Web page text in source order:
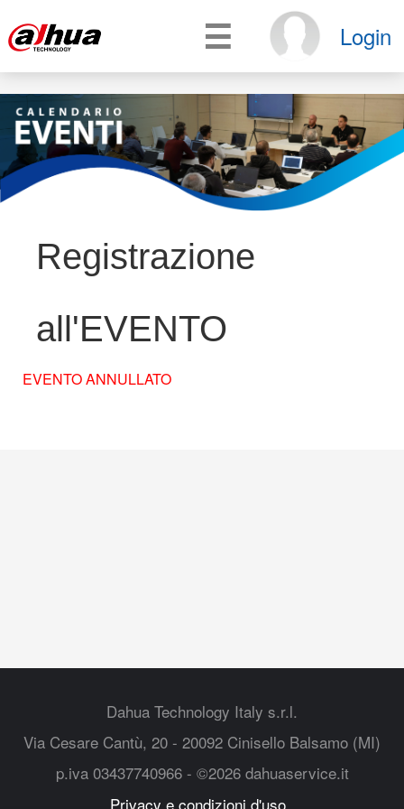
Login
☰
Registrazione
all'EVENTO
EVENTO ANNULLATO
Dahua Technology Italy s.r.l.
Via Cesare Cantù, 20 - 20092 Cinisello Balsamo (MI)
p.iva 03437740966 - ©2026 dahuaservice.it
Privacy e condizioni d'uso